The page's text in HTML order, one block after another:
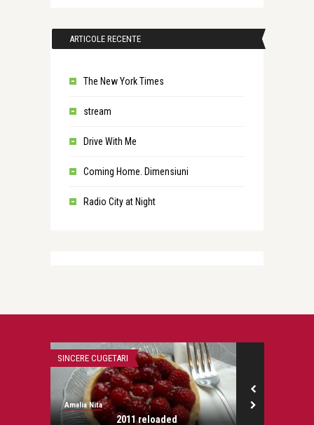
ARTICOLE RECENTE
The New York Times
stream
Drive With Me
Coming Home. Dimensiuni
Radio City at Night
SINCERE CUGETARI
Amalia Nita
2011 reloaded